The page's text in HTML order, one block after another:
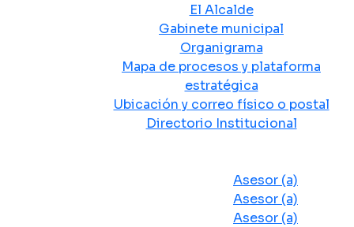
El Alcalde
Gabinete municipal
Organigrama
Mapa de procesos y plataforma
estratégica
Ubicación y correo físico o postal
Directorio Institucional
Asesor (a)
Asesor (a)
Asesor (a)